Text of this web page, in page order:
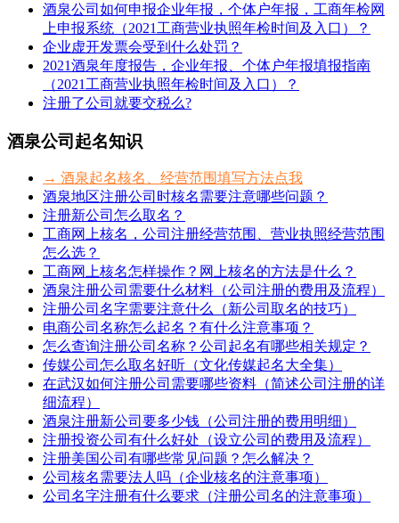
酒泉公司如何申报企业年报，个体户年报，工商年检网
上申报系统（2021工商营业执照年检时间及入口）？
企业虚开发票会受到什么处罚？
2021酒泉年度报告，企业年报、个体户年报填报指南
（2021工商营业执照年检时间及入口）？
注册了公司就要交税么?
酒泉公司起名知识
→ 酒泉起名核名、经营范围填写方法点我
酒泉地区注册公司时核名需要注意哪些问题？
注册新公司怎么取名？
工商网上核名，公司注册经营范围、营业执照经营范围
怎么选？
工商网上核名怎样操作？网上核名的方法是什么？
酒泉注册公司需要什么材料（公司注册的费用及流程）
注册公司名字需要注意什么（新公司取名的技巧）
电商公司名称怎么起名？有什么注意事项？
怎么查询注册公司名称？公司起名有哪些相关规定？
传媒公司怎么取名好听（文化传媒起名大全集）
在武汉如何注册公司需要哪些资料（简述公司注册的详
细流程）
酒泉注册新公司要多少钱（公司注册的费用明细）
注册投资公司有什么好处（设立公司的费用及流程）
注册美国公司有哪些常见问题？怎么解决？
公司核名需要法人吗（企业核名的注意事项）
公司名字注册有什么要求（注册公司名的注意事项）